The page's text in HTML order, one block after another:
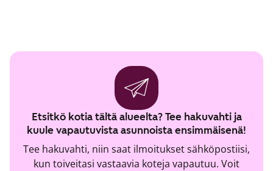
Etsitkö kotia tältä alueelta? Tee hakuvahti ja
kuule vapautuvista asunnoista ensimmäisenä!
Tee hakuvahti, niin saat ilmoitukset sähköpostiisi,
kun toiveitasi vastaavia koteja vapautuu. Voit